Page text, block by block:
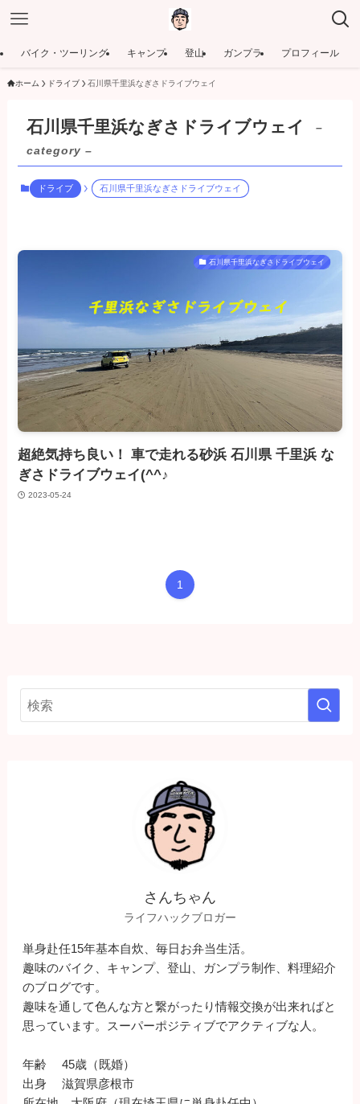
バイク・ツーリング キャンプ 登山 ガンプラ プロフィール
ホーム ドライブ 石川県千里浜なぎさドライブウェイ
石川県千里浜なぎさドライブウェイ
–
category –
ドライブ 石川県千里浜なぎさドライブウェイ
石川県千里浜なぎさドライブウェイ
超絶気持ち良い！ 車で走れる砂浜 石川県 千里浜 な
ぎさドライブウェイ(^^♪
2023-05-24
1
さんちゃん
ライフハックブロガー
単身赴任15年基本自炊、毎日お弁当生活。
趣味のバイク、キャンプ、登山、ガンプラ制作、料理紹介
のブログです。
趣味を通して色んな方と繋がったり情報交換が出来ればと
思っています。スーパーポジティブでアクティブな人。
年齢 45歳（既婚）
出身 滋賀県彦根市